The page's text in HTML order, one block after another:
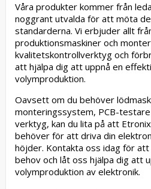
Våra produkter kommer från
noggrant utvalda för att möta
standarderna. Vi erbjuder allt
produktionsmaskiner och
kvalitetskontrollverktyg och
att hjälpa dig att uppnå en
volymproduktion.
Oavsett om du behöver
monteringssystem, PCB-
verktyg, kan du lita på att
behöver för att driva din
höjder. Kontakta oss idag för
behov och låt oss hjälpa dig att
volymproduktion av elektronik.